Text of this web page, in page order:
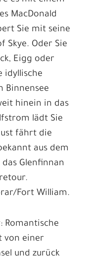
MacDonald
Sie mit seine
Skye. Oder Sie
Eigg oder
idyllische
Binnensee
hinein in das
lädt Sie
fährt die
aus dem
Glenfinnan
Fort William.
Romantische
von einer
und zurück